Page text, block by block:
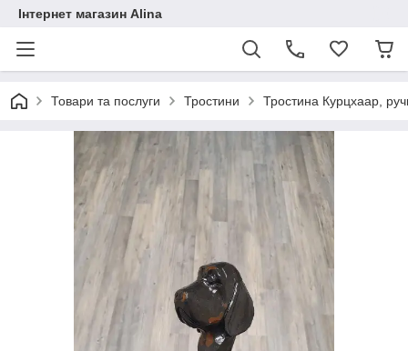
Інтернет магазин Alina
Товари та послуги Тростини Тростина Курцхаар,